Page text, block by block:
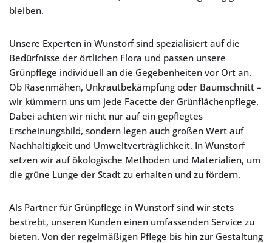
bleiben.
Unsere Experten in Wunstorf sind spezialisiert auf die
Bedürfnisse der örtlichen Flora und passen unsere
Grünpflege individuell an die Gegebenheiten vor Ort an.
Ob Rasenmähen, Unkrautbekämpfung oder Baumschnitt –
wir kümmern uns um jede Facette der Grünflächenpflege.
Dabei achten wir nicht nur auf ein gepflegtes
Erscheinungsbild, sondern legen auch großen Wert auf
Nachhaltigkeit und Umweltverträglichkeit. In Wunstorf
setzen wir auf ökologische Methoden und Materialien, um
die grüne Lunge der Stadt zu erhalten und zu fördern.
Als Partner für Grünpflege in Wunstorf sind wir stets
bestrebt, unseren Kunden einen umfassenden Service zu
bieten. Von der regelmäßigen Pflege bis hin zur Gestaltung